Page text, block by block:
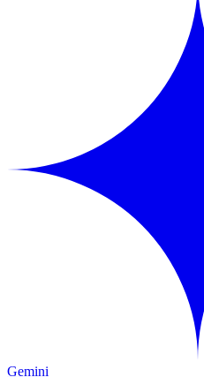
Gemini